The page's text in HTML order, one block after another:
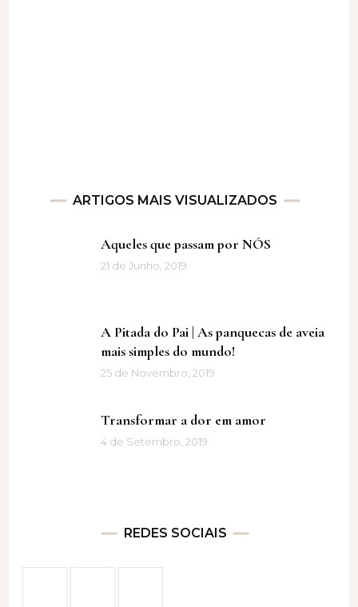
ARTIGOS MAIS VISUALIZADOS
Aqueles que passam por NÓS
21 de Junho, 2019
A Pitada do Pai | As panquecas de aveia
mais simples do mundo!
25 de Novembro, 2019
Transformar a dor em amor
4 de Setembro, 2019
REDES SOCIAIS